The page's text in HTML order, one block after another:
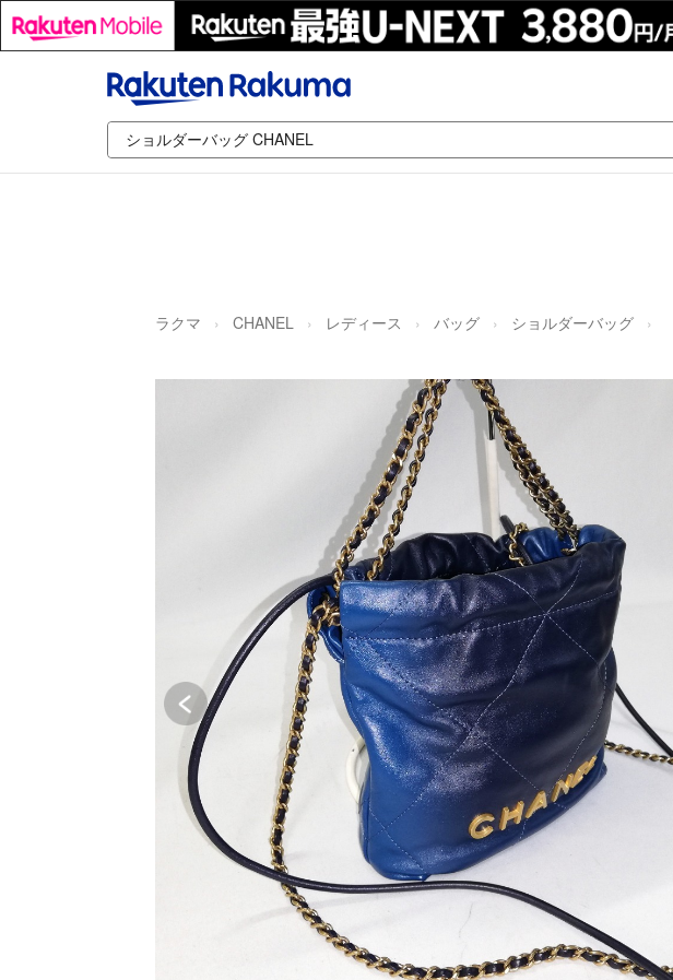
ラクマ CHANEL レディース バッグ ショルダーバッグ